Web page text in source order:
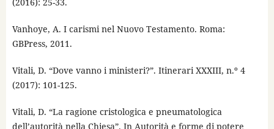
Vanhoye, A. I carismi nel Nuovo Testamento. Roma:
GBPress, 2011.
Vitali, D. “Dove vanno i ministeri?”. Itinerari XXXIII, n.º 4
(2017): 101-125.
Vitali, D. “La ragione cristologica e pneumatologica
dell’autorità nella Chiesa”. In Autorità e forme di potere